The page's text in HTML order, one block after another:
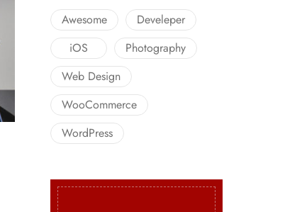
Awesome
Develeper
iOS
Photography
Web Design
WooCommerce
WordPress